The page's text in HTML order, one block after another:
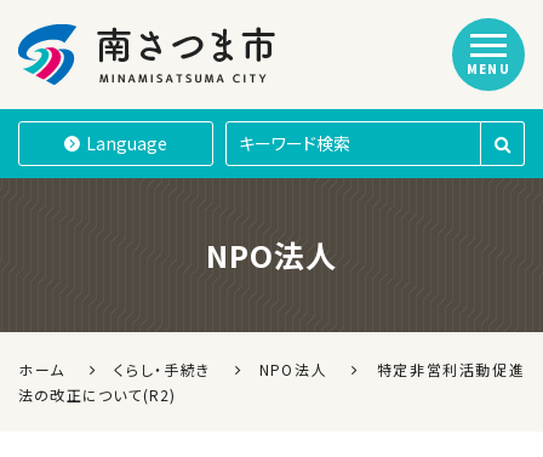
南さつま市
Language
MENU
NPO法人
ホーム くらし・手続き NPO法人
特定非営利活動促進
法の改正について(R2)